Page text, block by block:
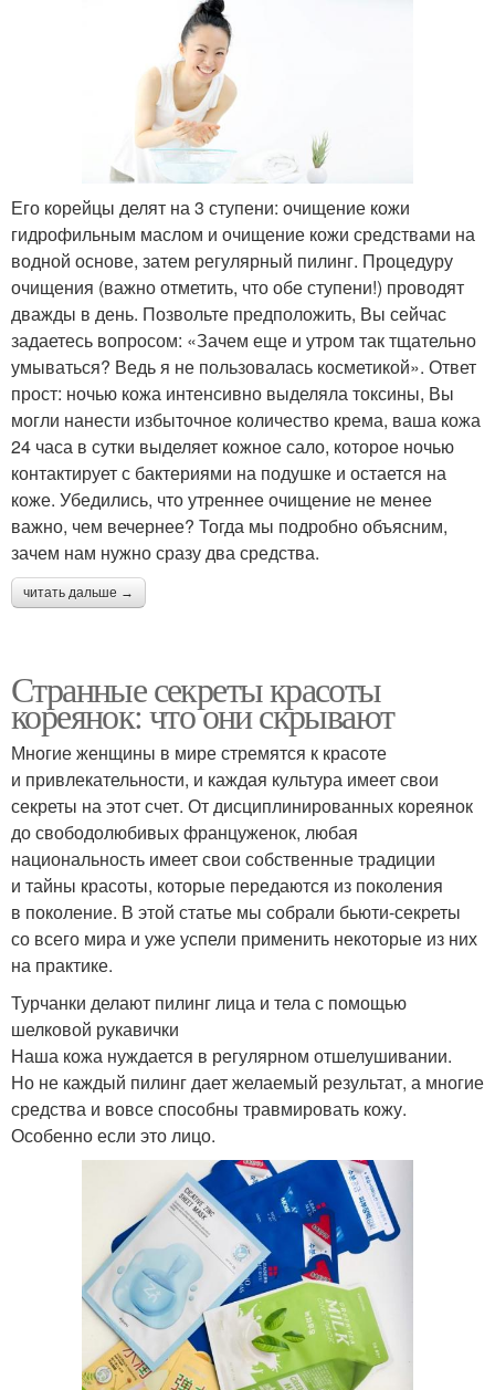
Его корейцы делят на 3 ступени: очищение кожи
гидрофильным маслом и очищение кожи средствами на
водной основе, затем регулярный пилинг. Процедуру
очищения (важно отметить, что обе ступени!) проводят
дважды в день. Позвольте предположить, Вы сейчас
задаетесь вопросом: «Зачем еще и утром так тщательно
умываться? Ведь я не пользовалась косметикой». Ответ
прост: ночью кожа интенсивно выделяла токсины, Вы
могли нанести избыточное количество крема, ваша кожа
24 часа в сутки выделяет кожное сало, которое ночью
контактирует с бактериями на подушке и остается на
коже. Убедились, что утреннее очищение не менее
важно, чем вечернее? Тогда мы подробно объясним,
зачем нам нужно сразу два средства.
читать дальше →
Странные секреты красоты
кореянок: что они скрывают
Многие женщины в мире стремятся к красоте
и привлекательности, и каждая культура имеет свои
секреты на этот счет. От дисциплинированных кореянок
до свободолюбивых француженок, любая
национальность имеет свои собственные традиции
и тайны красоты, которые передаются из поколения
в поколение. В этой статье мы собрали бьюти-секреты
со всего мира и уже успели применить некоторые из них
на практике.
Турчанки делают пилинг лица и тела с помощью
шелковой рукавички
Наша кожа нуждается в регулярном отшелушивании.
Но не каждый пилинг дает желаемый результат, а многие
средства и вовсе способны травмировать кожу.
Особенно если это лицо.